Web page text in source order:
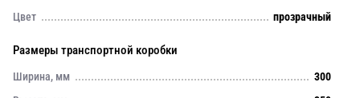
Цвет
прозрачный
Размеры транспортной коробки
Ширина, мм
300